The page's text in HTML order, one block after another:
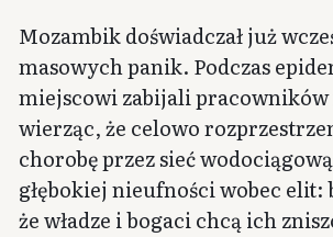
Mozambik doświadczał już
masowych panik. Podczas
miejscowi zabijali
wierząc, że celowo
chorobę przez sieć
głębokiej nieufności wobec
że władze i bogaci chcą ich